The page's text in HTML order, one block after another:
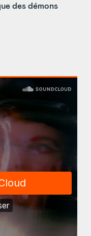
des démons